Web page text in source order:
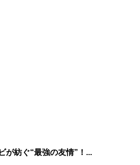
が紡ぐ“最強の友情”！...